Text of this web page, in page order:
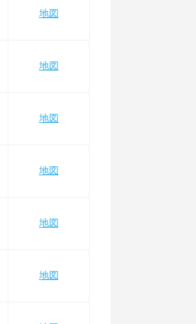
地図
地図
地図
地図
地図
地図